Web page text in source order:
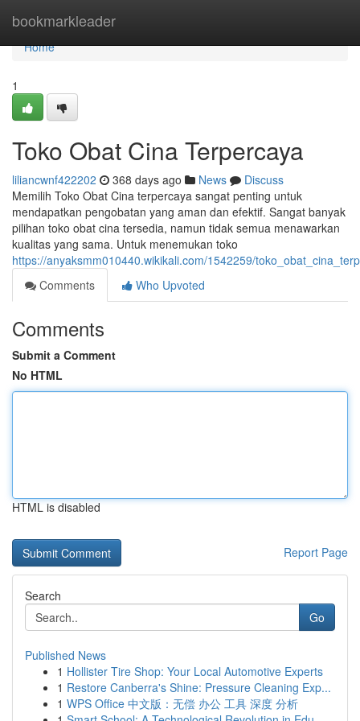
bookmarkleader
Home
Home
1
Toko Obat Cina Terpercaya
liliancwnf422202 368 days ago News
Discuss
Memilih Toko Obat Cina terpercaya sangat penting untuk
mendapatkan pengobatan yang aman dan efektif. Sangat banyak
pilihan toko obat cina tersedia, namun tidak semua menawarkan
kualitas yang sama. Untuk menemukan toko
https://anyaksmm010440.wikikali.com/1542259/
Comments
Who Upvoted
Comments
Submit a Comment
No HTML
HTML is disabled
Report Page
Search
Go
Published News
1 Hollister Tire Shop: Your Local Automotive Experts
1 Restore Canberra's Shine: Pressure Cleaning Exp...
1 WPS Office 中文版：无偿 办公 工具 深度 分析